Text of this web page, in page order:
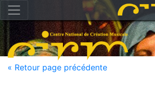
« Retour page précédente